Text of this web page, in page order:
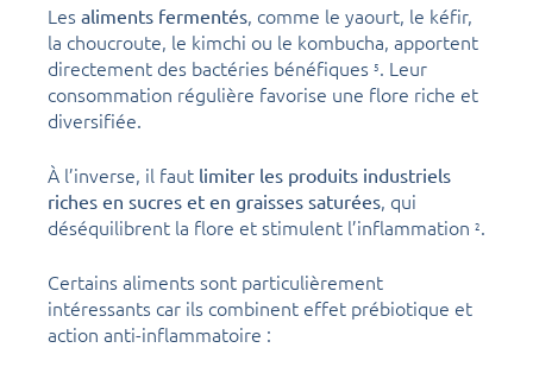
Les aliments fermentés, comme le yaourt, le kéfir,
la choucroute, le kimchi ou le kombucha, apportent
directement des bactéries bénéfiques 5. Leur
consommation régulière favorise une flore riche et
diversifiée.
À l’inverse, il faut limiter les produits industriels
riches en sucres et en graisses saturées, qui
déséquilibrent la flore et stimulent l’inflammation 2.
Certains aliments sont particulièrement
intéressants car ils combinent effet prébiotique et
action anti-inflammatoire :